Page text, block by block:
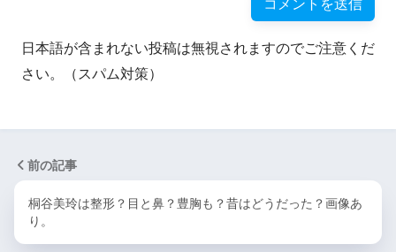
日本語が含まれない投稿は無視されますのでご注意くだ
さい。（スパム対策）
前の記事
桐谷美玲は整形？目と鼻？豊胸も？昔はどうだった？画像あ
り。